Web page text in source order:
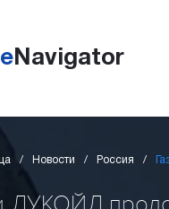
Navigator
Новости Россия